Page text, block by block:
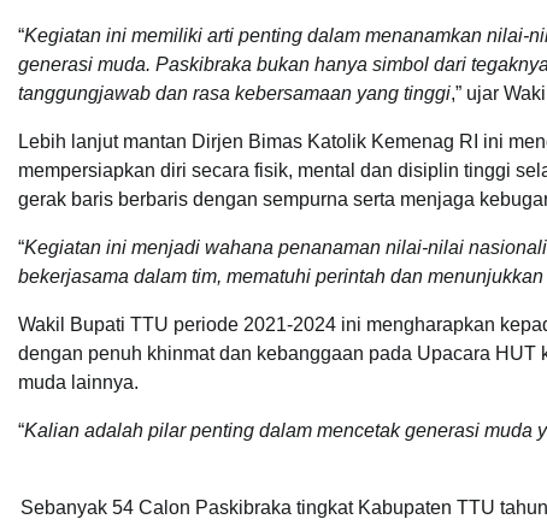
“Kegiatan ini memiliki arti penting dalam menanamkan nilai-
generasi muda. Paskibraka bukan hanya simbol dari
tanggungjawab dan rasa kebersamaan yang tinggi,” ujar
Lebih lanjut mantan Dirjen Bimas Katolik Kemenag RI ini
mempersiapkan diri secara fisik, mental dan disiplin tinggi
gerak baris berbaris dengan sempurna serta menjaga
“Kegiatan ini menjadi wahana penanaman nilai-nilai
bekerjasama dalam tim, mematuhi perintah dan
Wakil Bupati TTU periode 2021-2024 ini mengharapkan
dengan penuh khinmat dan kebanggaan pada Upacara
muda lainnya.
“Kalian adalah pilar penting dalam mencetak generasi muda
Sebanyak 54 Calon Paskibraka tingkat Kabupaten TTU